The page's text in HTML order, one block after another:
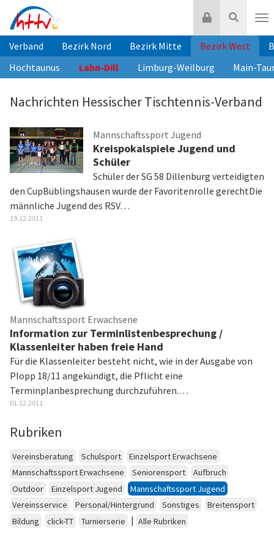
Inhalt
springen
Suche
Login
Verband Bezirk Nord Bezirk Mitte Bezirk West
Hochtaunus
Lahn-Dill Limburg-Weilburg Main-
Nachrichten Hessischer Tischtennis-Verband
Mannschaftssport Jugend
Kreispokalspiele Jugend und
Schüler
Schüler der SG 58 Dillenburg verteidigten
den CupBüblingshausen wurde der Favoritenrolle gerechtDie
männliche Jugend des RSV…
19.12.2011
Mannschaftssport Erwachsene
Information zur Terminlistenbesprechung /
Klassenleiter haben freie Hand
Für die Klassenleiter besteht nicht, wie in der Ausgabe von
Plopp 18/11 angekündigt, die Pflicht eine
Terminplanbesprechung durchzuführen.…
01.12.2011
Rubriken
Vereinsberatung Schulsport
Einzelsport Erwachsene
Mannschaftssport Erwachsene
Seniorensport
Aufbruch
Outdoor
Einzelsport Jugend
Mannschaftssport Jugend
Vereinsservice
Personal/Hintergrund Sonstiges
Breitensport
Bildung
click-TT Turnierserie | Alle Rubriken